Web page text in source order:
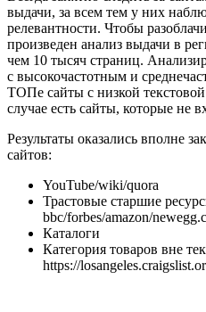
выдачи, за всем тем у них
релевантности. Чтобы
произведен анализ выдачи в
чем 10 тысяч страниц.
с высокочастотным и
ТОПе сайты с низкой
случае есть сайты, которые не
Результаты оказались вполне
сайтов:
YouTube/wiki/quora
Трастовые старшие
bbc/forbes/amazon/
Каталоги
Категория товаров вне
https://